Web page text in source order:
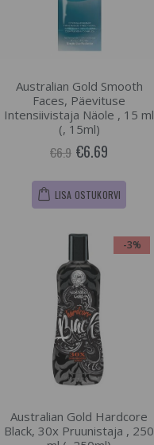
Australian Gold Smooth
Faces, Päevituse
Intensiivistaja Näole , 15 ml
(, 15ml)
€6.9 €6.69
LISA OSTUKORVI
-3%
Australian Gold Hardcore
Black, 30x Pruunistaja , 250